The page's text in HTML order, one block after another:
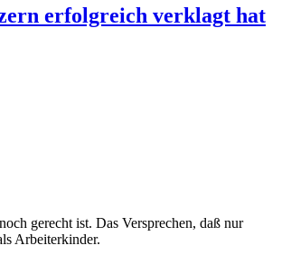
erfolgreich verklagt hat
gerecht ist. Das Versprechen, daß nur
Arbeiterkinder.